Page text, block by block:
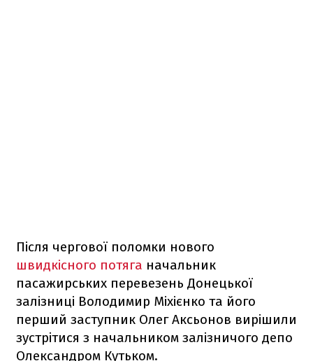
Після чергової поломки нового
швидкісного потяга начальник
пасажирських перевезень Донецької
залізниці Володимир Міхієнко та його
перший заступник Олег Аксьонов вирішили
зустрітися з начальником залізничого депо
Олександром Кутьком.